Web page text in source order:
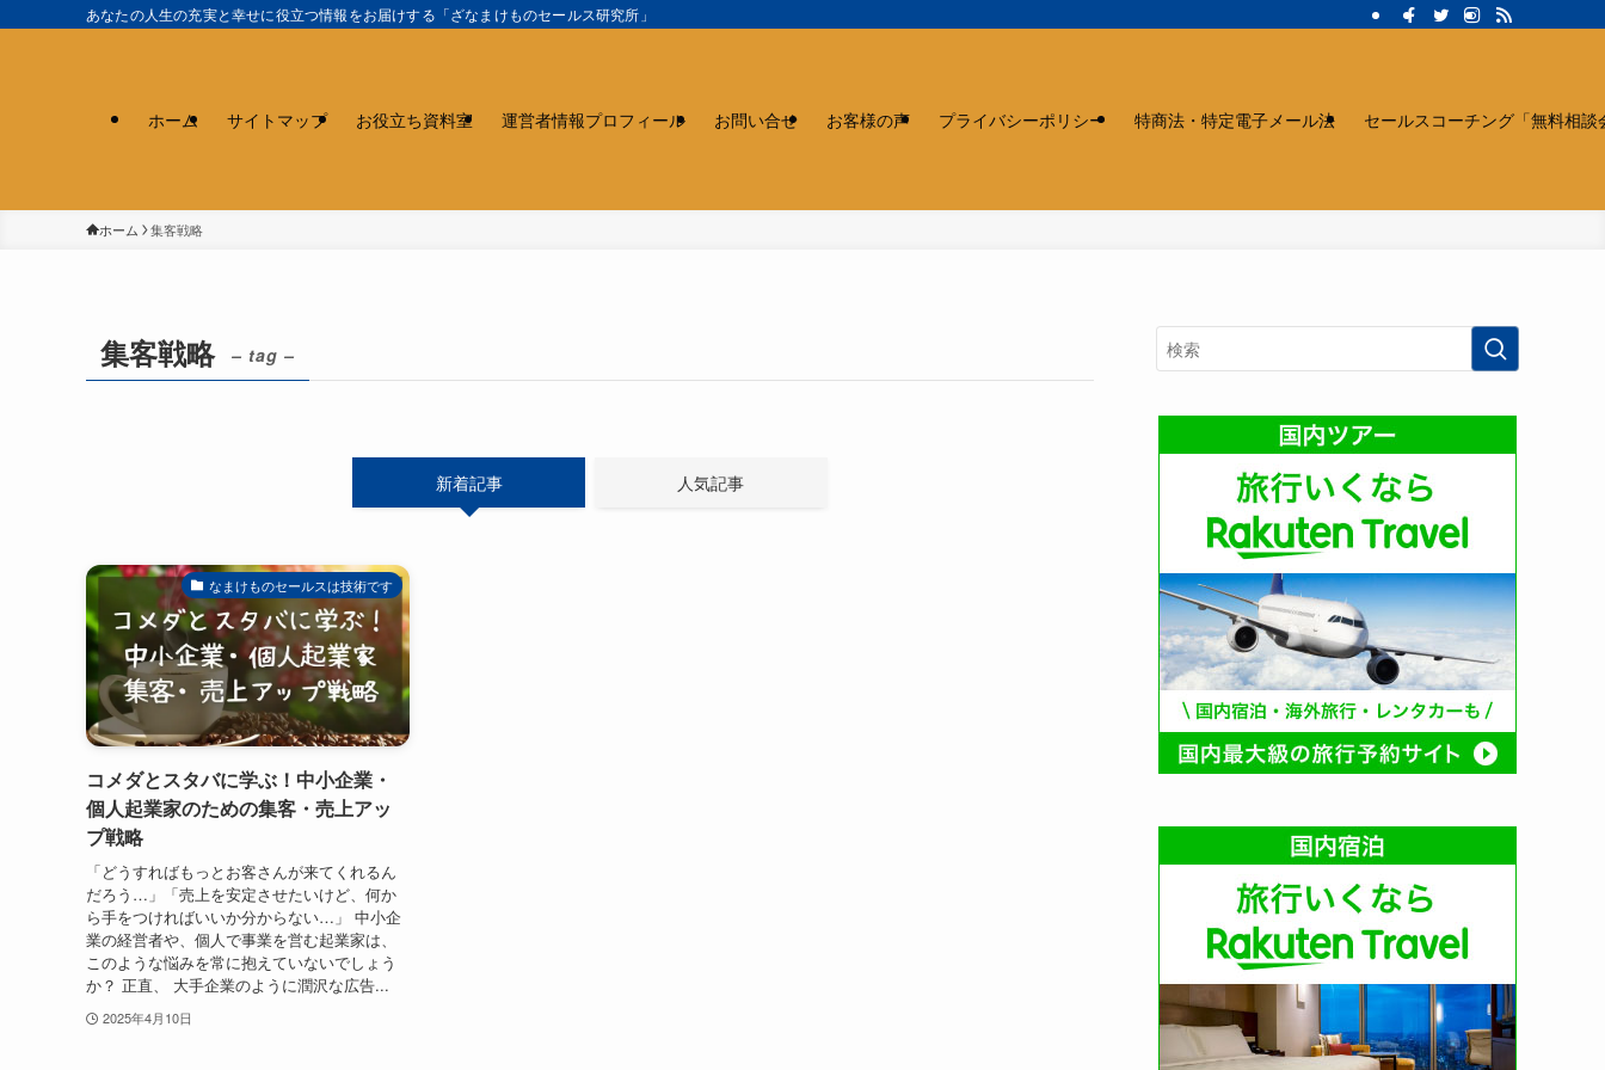
あなたの人生の充実と幸せに役立つ情報をお届けする「ざなまけものセールス研究所」
ホーム サイトマップ お役立ち資料室 運営者情報プロフィール お問い合せ お客様の声 プライバシーポリシー 特商法・特定電子メール法 セールスコーチング「無料相談
ホーム 集客戦略
集客戦略 – tag –
新着記事 人気記事
なまけものセールスは技術です
コメダとスタバに学ぶ！中小企業・
個人起業家のための集客・売上アッ
プ戦略
「どうすればもっとお客さんが来てくれるん
だろう…」「売上を安定させたいけど、何か
ら手をつければいいか分からない…」 中小企
業の経営者や、個人で事業を営む起業家は、
このような悩みを常に抱えていないでしょう
か？ 正直、 大手企業のように潤沢な広告...
2025年4月10日